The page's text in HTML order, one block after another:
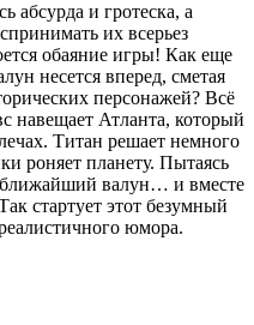
и гротеска, а
их всерьез
обаяние игры! Как еще
несется вперед, сметая
персонажей? Всё
навещает Атланта, который
Титан решает немного
роняет планету. Пытаясь
ближайший валун… и вместе
стартует этот безумный
юмора.